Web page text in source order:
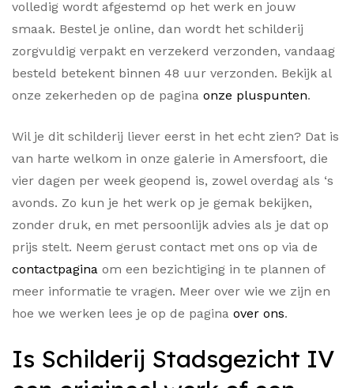
volledig wordt afgestemd op het werk en jouw
smaak. Bestel je online, dan wordt het schilderij
zorgvuldig verpakt en verzekerd verzonden, vandaag
besteld betekent binnen 48 uur verzonden. Bekijk al
onze zekerheden op de pagina onze pluspunten.
Wil je dit schilderij liever eerst in het echt zien? Dat is
van harte welkom in onze galerie in Amersfoort, die
vier dagen per week geopend is, zowel overdag als ‘s
avonds. Zo kun je het werk op je gemak bekijken,
zonder druk, en met persoonlijk advies als je dat op
prijs stelt. Neem gerust contact met ons op via de
contactpagina om een bezichtiging in te plannen of
meer informatie te vragen. Meer over wie we zijn en
hoe we werken lees je op de pagina over ons.
Is Schilderij Stadsgezicht IV